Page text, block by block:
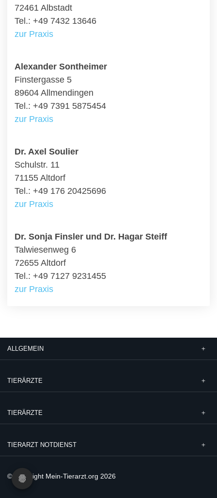
72461 Albstadt
Tel.: +49 7432 13646
zur Praxis
Alexander Sontheimer
Finstergasse 5
89604 Allmendingen
Tel.: +49 7391 5875454
zur Praxis
Dr. Axel Soulier
Schulstr. 11
71155 Altdorf
Tel.: +49 176 20425696
zur Praxis
Dr. Sonja Finsler und Dr. Hagar Steiff
Talwiesenweg 6
72655 Altdorf
Tel.: +49 7127 9231455
zur Praxis
ALLGEMEIN
TIERÄRZTE
TIERÄRZTE
TIERARZT NOTDIENST
© Copyright Mein-Tierarzt.org 2026